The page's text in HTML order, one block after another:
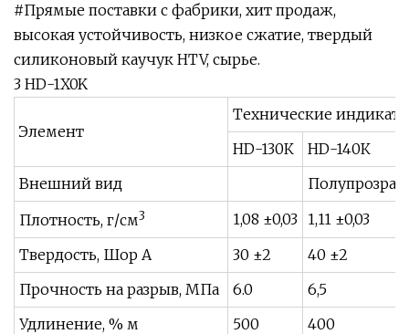
#Прямые поставки с фабрики, хит продаж,
высокая устойчивость, низкое сжатие, твердый
силиконовый каучук HTV, сырье.
3 HD-1X0K
Элемент
Технические
HD-130К
HD-140К
Внешний вид
Плотность, г/см3 1,08 ±0,03 1,11 ±0,03
Твердость, Шор А
30 ±2
40 ±2
Прочность на разрыв, МПа
6.0
6,5
Удлинение, % м
500
400